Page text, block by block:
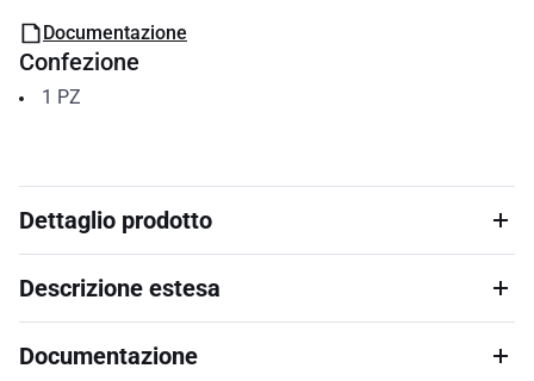
Documentazione
Confezione
1 PZ
Dettaglio prodotto
Descrizione estesa
Documentazione